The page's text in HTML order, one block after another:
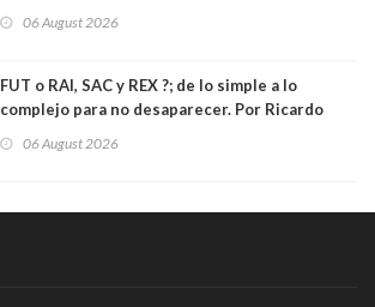
llamada ser seremi de Kast”
06 August 2026
FUT o RAI, SAC y REX ?; de lo simple a lo
complejo para no desaparecer. Por Ricardo
Rincón. Abogado
06 August 2026